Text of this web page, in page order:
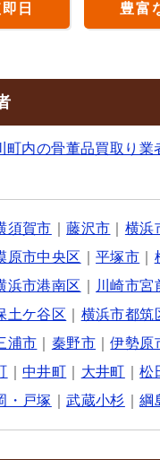
日 豊富
町内の骨董品買取り業
須賀市 ｜藤沢市 横浜
原市中央区 ｜平塚市
浜市港南区 川崎市宮
土ケ谷区 横浜市都筑
浦市 秦野市 ｜伊勢原
｜中井町 大井町 ｜松
・戸塚 ｜武蔵小杉 ｜綱